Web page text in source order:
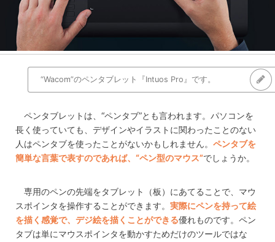
“Wacom”のペンタブレット『Intuos Pro』です。
ペンタブレットは、“ペンタブ”とも言われます。パソコンを
長く使っていても、デザインやイラストに関わったことのない
人はペンタブを使ったことがないかもしれません。 ペンタブを
簡単な言葉で表すのであれば、“ペン型のマウス”でしょうか。
専用のペンの先端をタブレット（板）にあてることで、マウ
スポインタを操作することができます。 実際にペンを持って絵
を描く感覚で、デジ絵を描くことができる優れものです。ペン
タブは単にマウスポインタを動かすためだけのツールではな